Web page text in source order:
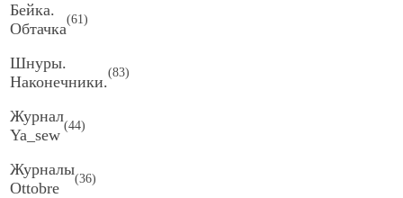
Бейка.
Обтачка
(61)
Шнуры.
Наконечники.
(83)
Журнал
Ya_sew
(44)
Журналы
Ottobre
(36)